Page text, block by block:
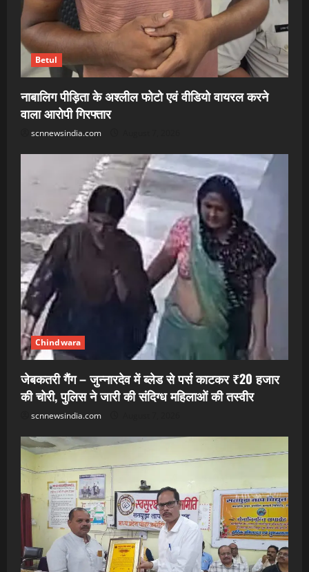
Betul
नाबालिग पीड़िता के अश्लील फोटो एवं वीडियो वायरल करने
वाला आरोपी गिरफ्तार
scnnewsindia.com
Chindwara
जेबकतरी गैंग – जुन्नारदेव में ब्लेड से पर्स काटकर ₹20 हजार
की चोरी, पुलिस ने जारी की संदिग्ध महिलाओं की तस्वीर
scnnewsindia.com